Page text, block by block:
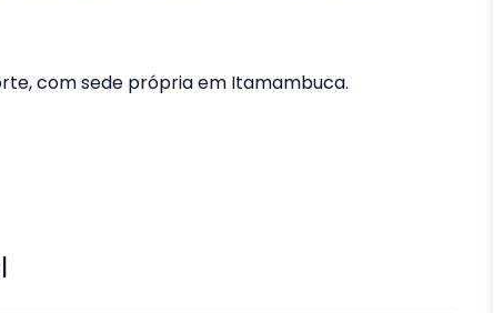
com sede própria em Itamambuca.